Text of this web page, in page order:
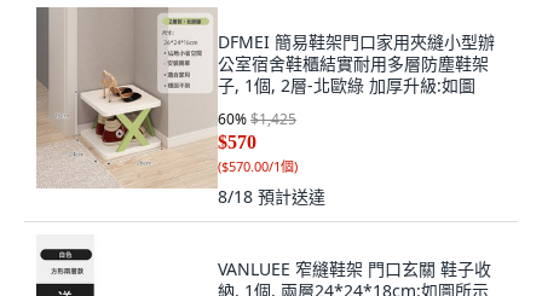
DFMEI 簡易鞋架門口家用夾縫小型辦
公室宿舍鞋櫃結實耐用多層防塵鞋架
子, 1個, 2層-北歐綠 加厚升級:如圖
60%$1,425
$570
($570.00/1個)
8/18 預計送達
VANLUEE 窄縫鞋架 門口玄關 鞋子收
納, 1個, 兩層24*24*18cm:如圖所示